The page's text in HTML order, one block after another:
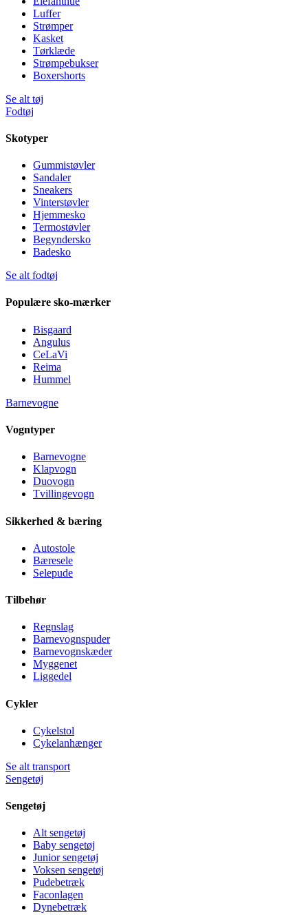
Luffer
Strømper
Kasket
Tørklæde
Strømpebukser
Boxershorts
Se alt tøj
Fodtøj
Skotyper
Gummistøvler
Sandaler
Sneakers
Vinterstøvler
Hjemmesko
Termostøvler
Begyndersko
Badesko
Se alt fodtøj
Populære sko-mærker
Bisgaard
Angulus
CeLaVi
Reima
Hummel
Barnevogne
Vogntyper
Barnevogne
Klapvogn
Duovogn
Tvillingevogn
Sikkerhed & bæring
Autostole
Bæresele
Selepude
Tilbehør
Regnslag
Barnevognspuder
Barnevognskæder
Myggenet
Liggedel
Cykler
Cykelstol
Cykelanhænger
Se alt transport
Sengetøj
Sengetøj
Alt sengetøj
Baby sengetøj
Junior sengetøj
Voksen sengetøj
Pudebetræk
Faconlagen
Dynebetræk